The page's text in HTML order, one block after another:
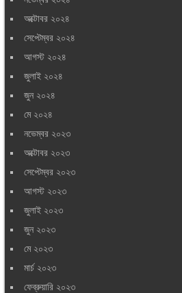
অক্টোবর ২০২৪
সেপ্টেম্বর ২০২৪
আগস্ট ২০২৪
জুলাই ২০২৪
জুন ২০২৪
মে ২০২৪
নভেম্বর ২০২৩
অক্টোবর ২০২৩
সেপ্টেম্বর ২০২৩
আগস্ট ২০২৩
জুলাই ২০২৩
জুন ২০২৩
মে ২০২৩
মার্চ ২০২৩
ফেব্রুয়ারি ২০২৩